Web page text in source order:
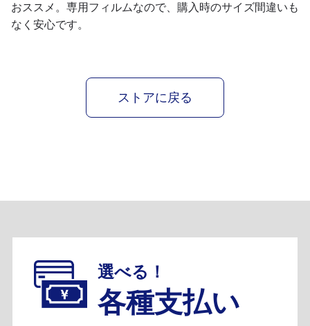
おススメ。専用フィルムなので、購入時のサイズ間違いも
なく安心です。
ストアに戻る
選べる！
各種支払い